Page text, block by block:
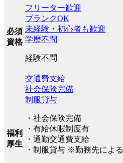
必須
資格
フリーター歓迎
ブランクOK
未経験・初心者も歓迎
学歴不問
経験不問
福利
厚生
交通費支給
社会保険完備
制服貸与
・社会保険完備
・有給休暇制度有
・通勤交通費支給
・制服貸与 ※勤務先による